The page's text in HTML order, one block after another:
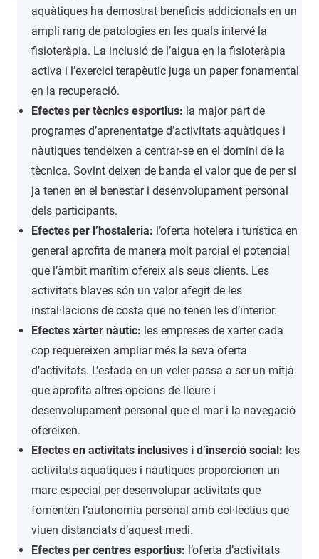
aquàtiques ha demostrat beneficis addicionals en un
ampli rang de patologies en les quals intervé la
fisioteràpia. La inclusió de l’aigua en la fisioteràpia
activa i l’exercici terapèutic juga un paper fonamental
en la recuperació.
Efectes per tècnics esportius: la major part de
programes d’aprenentatge d’activitats aquàtiques i
nàutiques tendeixen a centrar-se en el domini de la
tècnica. Sovint deixen de banda el valor que de per si
ja tenen en el benestar i desenvolupament personal
dels participants.
Efectes per l’hostaleria: l’oferta hotelera i turística en
general aprofita de manera molt parcial el potencial
que l’àmbit marítim ofereix als seus clients. Les
activitats blaves són un valor afegit de les
instal·lacions de costa que no tenen les d’interior.
Efectes xàrter nàutic: les empreses de xarter cada
cop requereixen ampliar més la seva oferta
d’activitats. L’estada en un veler passa a ser un mitjà
que aprofita altres opcions de lleure i
desenvolupament personal que el mar i la navegació
ofereixen.
Efectes en activitats inclusives i d’inserció social: les
activitats aquàtiques i nàutiques proporcionen un
marc especial per desenvolupar activitats que
fomenten l’autonomia personal amb col·lectius que
viuen distanciats d’aquest medi.
Efectes per centres esportius: l’oferta d’activitats